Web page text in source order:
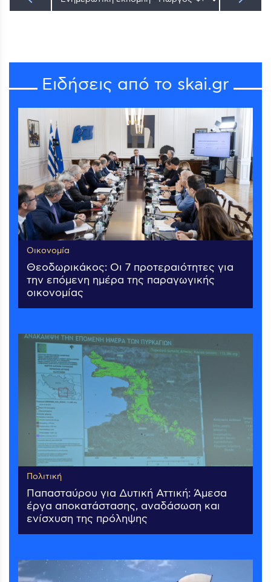
Ειδήσεις από το skai.gr
Οικονομία
Θεοδωρικάκος: Οι 7 προτεραιότητες για
την επόμενη ημέρα της παραγωγικής
οικονομίας
Πολιτική
Παπασταύρου για Δυτική Αττική: Άμεσα
έργα αποκατάστασης, αναδάσωση και
ενίσχυση της πρόληψης